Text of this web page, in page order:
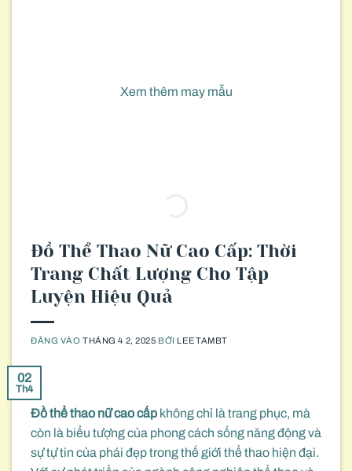
Xem thêm may mẫu
Đồ Thể Thao Nữ Cao Cấp: Thời
Trang Chất Lượng Cho Tập
Luyện Hiệu Quả
ĐĂNG VÀOTHÁNG 4 2, 2025 BỞI LEETAMBT
02
Th4
Đồ thể thao nữ cao cấp không chỉ là trang phục, mà
còn là biểu tượng của phong cách sống năng động và
sự tự tin của phái đẹp trong thế giới thể thao hiện đại.